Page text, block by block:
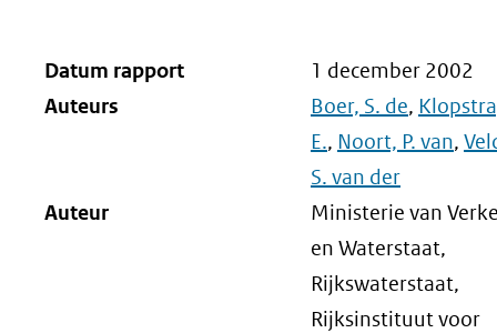
Datum rapport
1 december 2002
Auteurs
Boer, S. de,
E., Noort, P. van,
S. van der
Auteur
Ministerie van
en Waterstaat,
Rijkswaterstaat,
Rijksinstituut voor